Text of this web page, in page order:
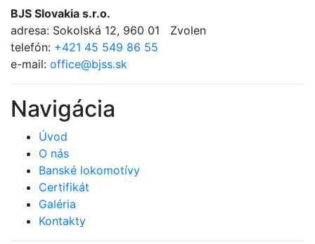
BJS Slovakia s.r.o.
adresa: Sokolská 12, 960 01 Zvolen
telefón: +421 45 549 86 55
e-mail: office@bjss.sk
Navigácia
Úvod
O nás
Banské lokomotívy
Certifikát
Galéria
Kontakty